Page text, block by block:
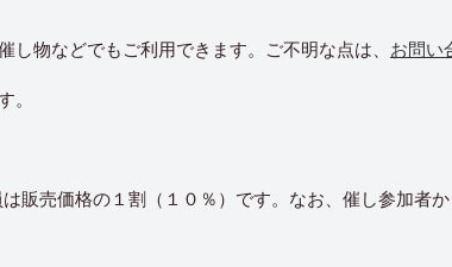
物などでもご利用できます。ご不明な点は、 お問い
。
販売価格の１割（１０％）です。なお、催し参加者